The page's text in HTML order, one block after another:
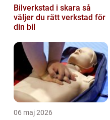
Bilverkstad i skara så
väljer du rätt verkstad för
din bil
06 maj 2026